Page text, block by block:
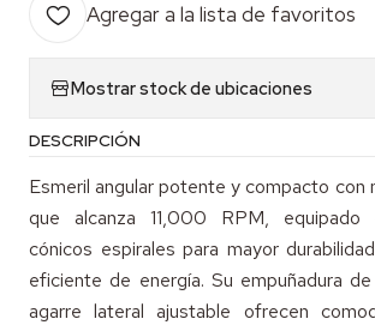
Agregar a la lista de favoritos
Mostrar stock de ubicaciones
DESCRIPCIÓN
Esmeril angular potente y compacto
que alcanza 11,000 RPM, equipado
cónicos espirales para mayor
eficiente de energía. Su empuñadura
agarre lateral ajustable ofrecen